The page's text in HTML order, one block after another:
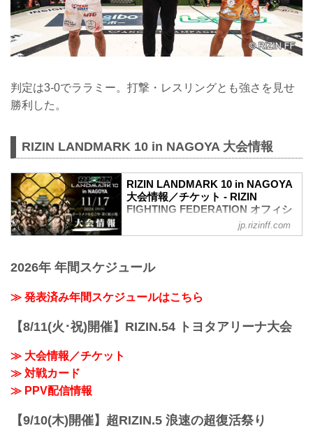
判定は3-0でララミー。打撃・レスリングとも強さを見せ
勝利した。
RIZIN LANDMARK 10 in NAGOYA 大会情報
RIZIN LANDMARK 10 in NAGOYA
大会情報／チケット - RIZIN
FIGHTING FEDERATION オフィシ
youtu.be
要
開催日時
2024年11月17日（日）11:00開場 / 13:00
開始
ポートメッセなごや 第1展示館
jp.rizinff.com
2026年 年間スケジュール
≫ 発表済み年間スケジュールはこちら
【8/11(火･祝)開催】RIZIN.54 トヨタアリーナ大会
≫ 大会情報／チケット
≫ 対戦カード
≫ PPV配信情報
【9/10(木)開催】超RIZIN.5 浪速の超復活祭り